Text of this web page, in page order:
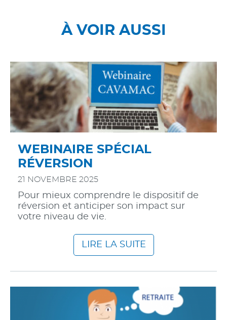
À VOIR AUSSI
WEBINAIRE SPÉCIAL
RÉVERSION
21 NOVEMBRE 2025
Pour mieux comprendre le dispositif de
réversion et anticiper son impact sur
votre niveau de vie.
LIRE LA SUITE